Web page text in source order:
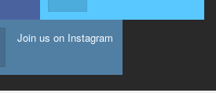
Join us on Instagram